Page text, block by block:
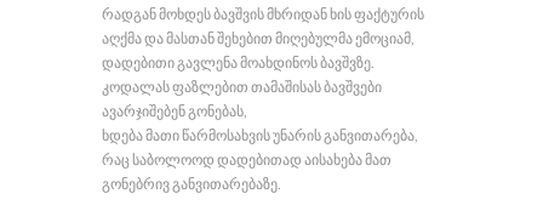
რადგან მოხდეს ბავშვის მხრიდან ხის ფაქტურის
აღქმა და მასთან შეხებით მიღებულმა ემოციამ,
დადებითი გავლენა მოახდინოს ბავშვზე.
კოდალას ფაზლებით თამაშისას ბავშვები
ავარჯიშებენ გონებას,
ხდება მათი წარმოსახვის უნარის განვითარება,
რაც საბოლოოდ დადებითად აისახება მათ
გონებრივ განვითარებაზე.